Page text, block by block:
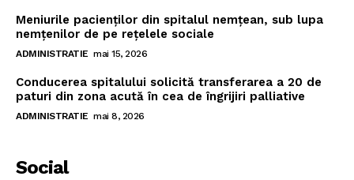
Meniurile pacienţilor din spitalul nemţean, sub lupa
nemţenilor de pe reţelele sociale
ADMINISTRATIE mai 15, 2026
Conducerea spitalului solicită transferarea a 20 de
paturi din zona acută în cea de îngrijiri palliative
ADMINISTRATIE mai 8, 2026
Social